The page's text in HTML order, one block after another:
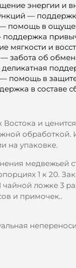
энергии и
—
помощь в
мягкости и
забота об
помощь в защите
в составе
Востока и
обработкой.
на упаковке.
медвежьей
1 к 20.
ложке 3
и примочек..